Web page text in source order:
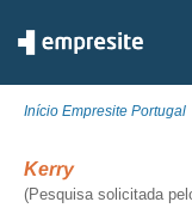
Início Empresite Portugal
Kerry
(Pesquisa solicitada